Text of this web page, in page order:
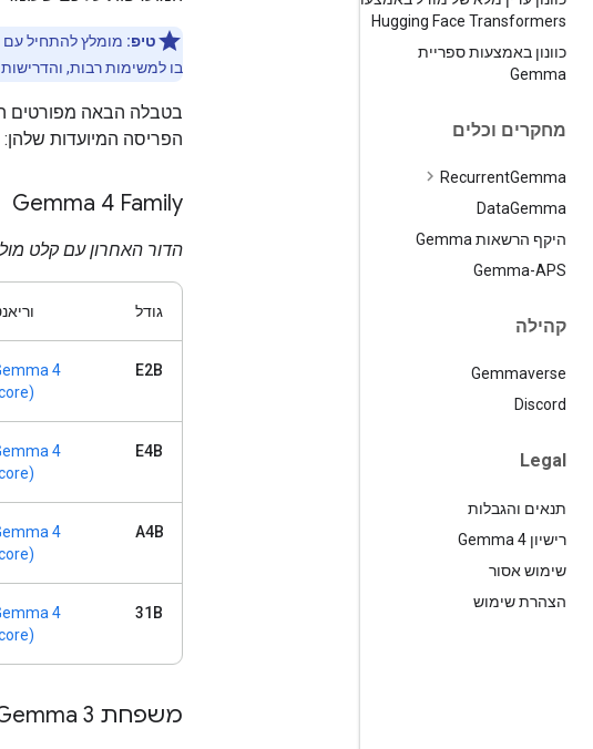
Hugging Face Transformers
כוונון באמצעות ספריית
Gemma
מחקרים וכלים
RecurrentGemma
DataGemma
היקף הרשאות Gemma
Gemma-APS
קהילה
Gemmaverse
Discord
Legal
תנאים והגבלות
רישיון Gemma 4
שימוש אסור
הצהרת שימוש
טיפ: מומלץ להתחיל עם
בו למשימות רבות,
הפריסה המיועדות שלהן:
Gemma 4 Family
הדור האחרון עם קלט
גודל
E2B
4
E4B
4
A4B
4
31B
4
משפחת Gemma 3 ו-3n